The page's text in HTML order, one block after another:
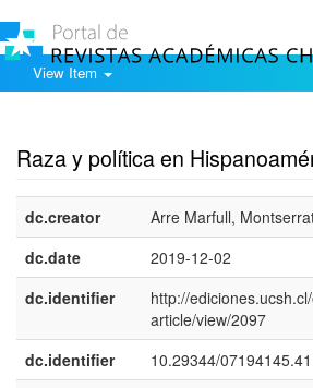
View Item
Raza y polí­tica en
dc.creator
Arre Marfull,
dc.date
2019-12-02
dc.identifier
http://
article/view/2097
dc.identifier
10.29344/